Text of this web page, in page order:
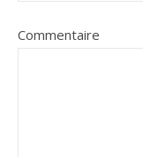
Commentaire